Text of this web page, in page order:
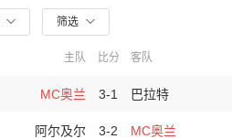
筛选
主队 比分 客队
MC奥兰 3-1 巴拉特
阿尔及尔 3-2 MC奥兰